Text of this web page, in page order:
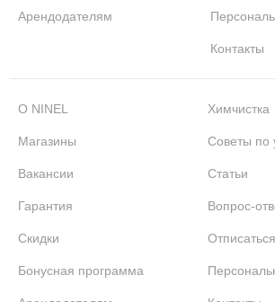
Арендодателям
Контакты
О NINEL
Магазины
Вакансии
Гарантия
Скидки
Бонусная программа
Химчистка
Советы по
Статьи
Вопрос-